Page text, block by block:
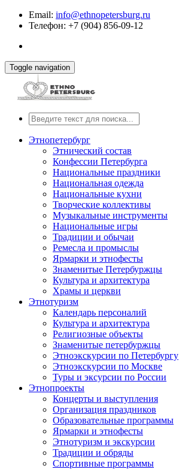
Email: info@ethnopetersburg.ru
Телефон: +7 (904) 856-09-12
Toggle navigation
Этнопетербург
Этнический состав
Конфессии Петербурга
Национальные праздники
Национальная одежда
Национальные кухни
Творческие коллективы
Музыкальные инструменты
Национальные игры
Традиции и обычаи
Ремесла и промыслы
Ярмарки и этнофесты
Знаменитые Петербуржцы
Культура и архитектура
Храмы и церкви
Этнотуризм
Календарь персоналий
Культура и архитектура
Религиозные объекты
Знаменитые петербуржцы
Этноэкскурсии по Петербургу
Этноэкскурсии по Москве
Туры и эксурсии по России
Этнопроекты
Концерты и выступления
Организация праздников
Образовательные программы
Ярмарки и этнофесты
Этнотуризм и экскурсии
Традиции и обряды
Спортивные программы